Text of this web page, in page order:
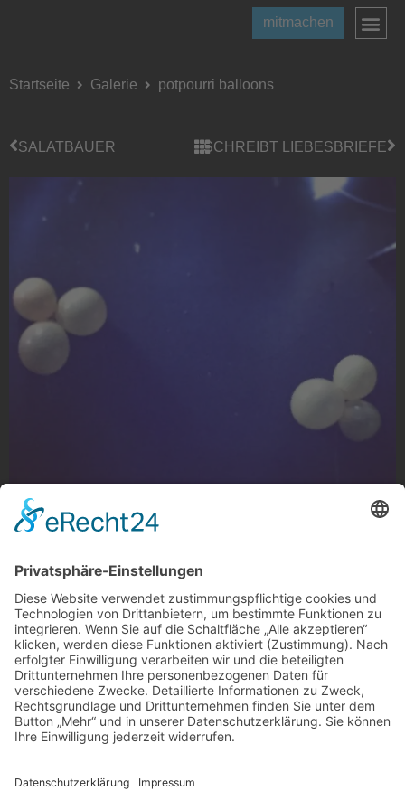
mitmachen
Startseite Galerie potpourri balloons
SALATBAUER SCHREIBT LIEBESBRIEFE
potpourri balloons
potpourri balloons im Projekt42 auf der Waldhausener
Straße, Gladbach
Foto: weinstein_ via Instagram